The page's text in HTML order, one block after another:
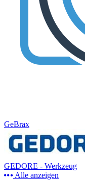
GeBrax
GEDORE - Werkzeug
Alle anzeigen